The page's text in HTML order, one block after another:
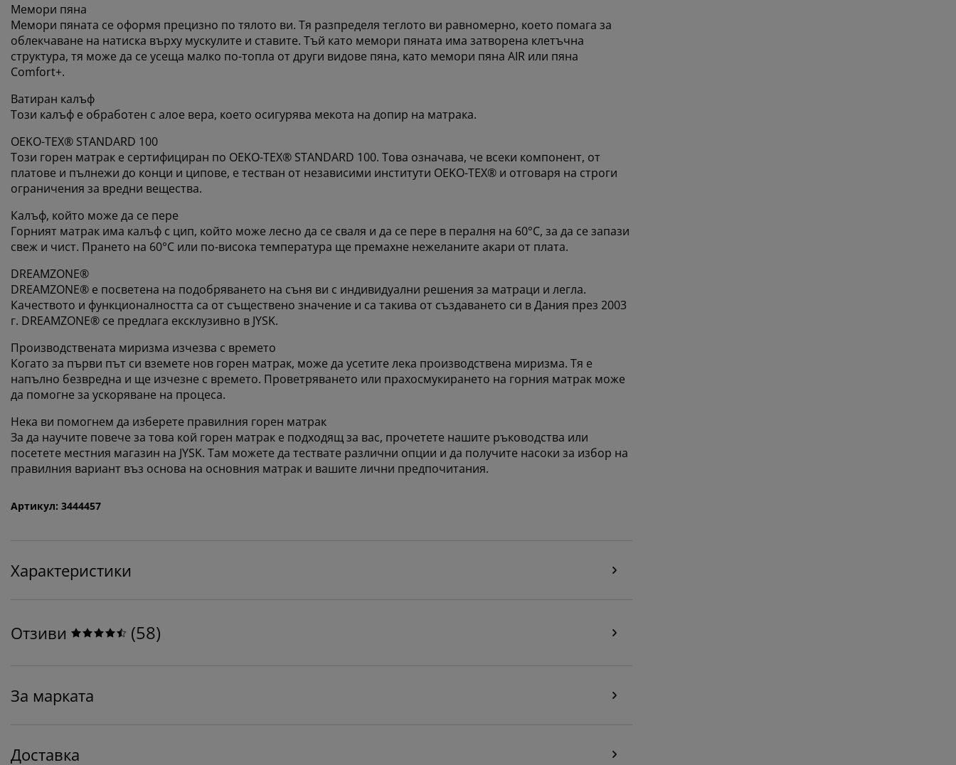
Мемори пяна
Мемори пяната се оформя прецизно по тялото ви. Тя разпределя теглото ви равномерно, което помага за
облекчаване на натиска върху мускулите и ставите. Тъй като мемори пяната има затворена клетъчна
структура, тя може да се усеща малко по-топла от други видове пяна, като мемори пяна AIR или пяна
Comfort+.
Ватиран калъф
Този калъф е обработен с алое вера, което осигурява мекота на допир на матрака.
OEKO-TEX® STANDARD 100
Този горен матрак е сертифициран по OEKO-TEX® STANDARD 100. Това означава, че всеки компонент, от
платове и пълнежи до конци и ципове, е тестван от независими институти OEKO-TEX® и отговаря на строги
ограничения за вредни вещества.
Калъф, който може да се пере
Горният матрак има калъф с цип, който може лесно да се сваля и да се пере в пералня на 60°C, за да се запази
свеж и чист. Прането на 60°C или по-висока температура ще премахне нежеланите акари от плата.
DREAMZONE®
DREAMZONE® е посветена на подобряването на съня ви с индивидуални решения за матраци и легла.
Качеството и функционалността са от съществено значение и са такива от създаването си в Дания през 2003
г. DREAMZONE® се предлага ексклузивно в JYSK.
Производствената миризма изчезва с времето
Когато за първи път си вземете нов горен матрак, може да усетите лека производствена миризма. Тя е
напълно безвредна и ще изчезне с времето. Проветряването или прахосмукирането на горния матрак може
да помогне за ускоряване на процеса.
Нека ви помогнем да изберете правилния горен матрак
За да научите повече за това кой горен матрак е подходящ за вас, прочетете нашите ръководства или
посетете местния магазин на JYSK. Там можете да тествате различни опции и да получите насоки за избор на
правилния вариант въз основа на основния матрак и вашите лични предпочитания.
Артикул: 3444457
Характеристики
Отзиви (58)
За марката
Доставка